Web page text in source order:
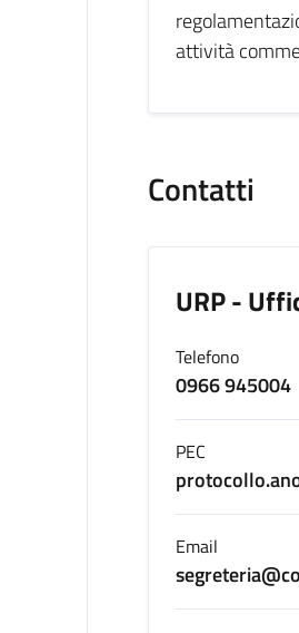
attività
Contatti
URP -
Telefono
0966 945004
PEC
Email